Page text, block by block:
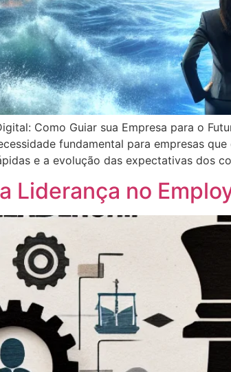
Como Guiar sua Empresa para o
fundamental para empresas
e a evolução das expectativas dos
Liderança no